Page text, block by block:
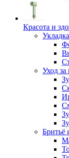
Красота и
Уход за
Бритьё